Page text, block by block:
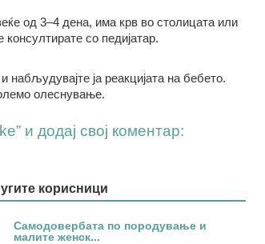
од 3–4 дена, има крв во столицата или
со педијатар.
набљудувајте ја реакцијата на бебето.
олеснување.
и додај свој коментар:
корисници
Самодовербата по породување и
малите женск...